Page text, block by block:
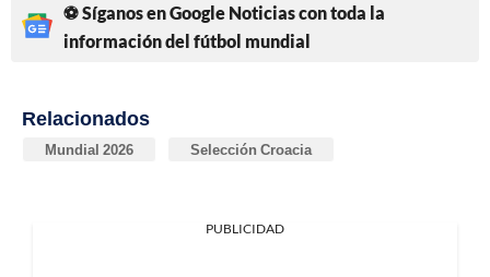
⚽ Síganos en Google Noticias con toda la
información del fútbol mundial
Relacionados
Mundial 2026 Selección Croacia
PUBLICIDAD